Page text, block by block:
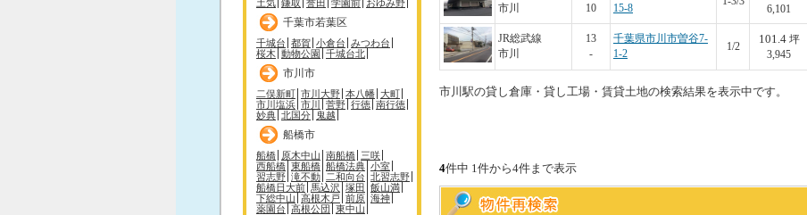
土気 鎌取 誉田 学園前 おゆみ野
千葉市若葉区
千城台 都賀 小倉台 みつわ台
桜木 動物公園 千城台北
市川市
二俣新町 市川大野 本八幡 大町
市川塩浜 市川 菅野 行徳 南行徳
妙典 北国分 鬼越
船橋市
船橋 原木中山 南船橋 三咲
西船橋 東船橋 船橋法典 小室
習志野 滝不動 二和向台 北習志野
船橋日大前 馬込沢 塚田 飯山満
下総中山 高根木戸 前原 海神
薬園台 高根公団 東中山
市川
10
15-8
6,101
JR総武線
市川
13
-
千葉県市川市曽谷7-
1-2
1/2
101.4坪
3,945
市川駅の貸し倉庫・貸し工場・賃貸土地の検索結果を表示中です。
4件中 1件から4件まで表示